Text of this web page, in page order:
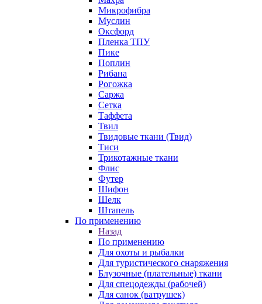
Микрофибра
Муслин
Оксфорд
Пленка ТПУ
Пике
Поплин
Рибана
Рогожка
Саржа
Сетка
Таффета
Твил
Твидовые ткани (Твид)
Тиси
Трикотажные ткани
Флис
Футер
Шифон
Шелк
Штапель
По применению
Назад
По применению
Для охоты и рыбалки
Для туристического снаряжения
Блузочные (плательные) ткани
Для спецодежды (рабочей)
Для санок (ватрушек)